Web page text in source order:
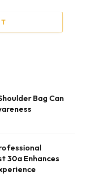
Bag Can
30a Enhances